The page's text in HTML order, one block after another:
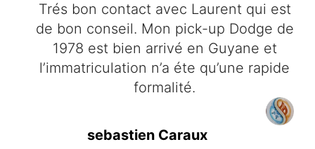
Trés bon contact avec Laurent qui est
de bon conseil. Mon pick-up Dodge de
1978 est bien arrivé en Guyane et
l’immatriculation n’a éte qu’une rapide
formalité.
sebastien Caraux